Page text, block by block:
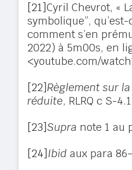
[21]Cyril Chevrot, «
symbolique”, qu’est-
comment s’en
2022) à 5m00s, en
<youtube.com/
[22]Règlement sur
réduite, RLRQ c S-
[23]Supra note 1 au
[24]Ibidaux para